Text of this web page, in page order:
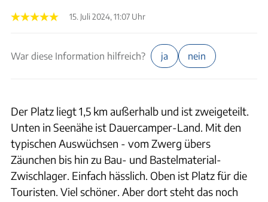
15. Juli 2024, 11:07 Uhr
War diese Information hilfreich? ja nein
Der Platz liegt 1,5 km außerhalb und ist zweigeteilt.
Unten in Seenähe ist Dauercamper-Land. Mit den
typischen Auswüchsen - vom Zwerg übers
Zäunchen bis hin zu Bau- und Bastelmaterial-
Zwischlager. Einfach hässlich. Oben ist Platz für die
Touristen. Viel schöner. Aber dort steht das noch